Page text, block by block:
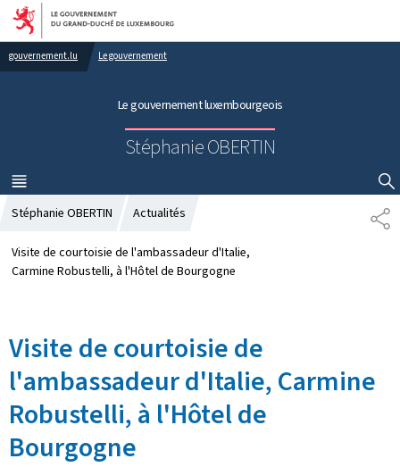
Aller au menu principal
Aller au contenu
gouvernement.lu Le gouvernement
Le gouvernement luxembourgeois
Stéphanie OBERTIN
MENU
PRINCIPAL
AFFICHER / MASQUER LA RECHERCHE
P
A
Stéphanie OBERTIN Actualités
Visite de courtoisie de l'ambassadeur d'Italie,
Carmine Robustelli, à l'Hôtel de Bourgogne
Visite de courtoisie de
l'ambassadeur d'Italie, Carmine
Robustelli, à l'Hôtel de
Bourgogne